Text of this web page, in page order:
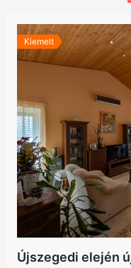
Kiemelt
Újszegedi elején